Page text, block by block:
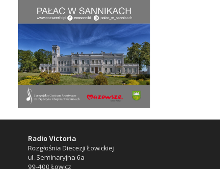
Radio Victoria
Rozgłośnia Diecezji Łowickiej
ul. Seminaryjna 6a
99-400 Łowicz